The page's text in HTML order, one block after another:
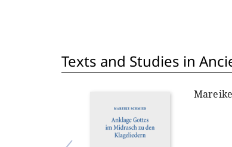
Texts and Studies in